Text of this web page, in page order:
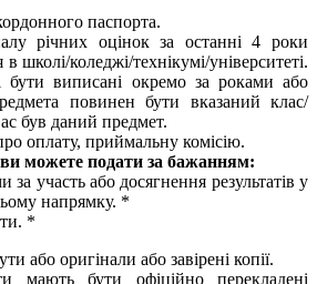
паспорта.
річних оцінок за останні 4 роки
школі/коледжі/технікумі/університеті.
бути виписані окремо за роками або
повинен бути вказаний клас/
був даний предмет.
оплату, приймальну комісію.
можете подати за бажанням:
участь або досягнення результатів у
напрямку. *
*
або оригінали або завірені копії.
мають бути офіційно перекладені